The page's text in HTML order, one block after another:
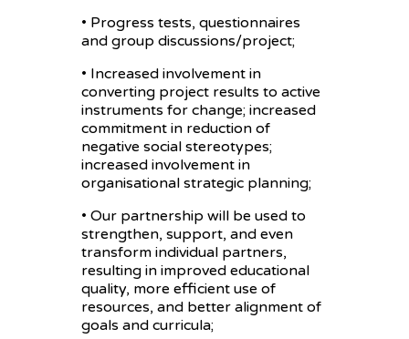
• Progress tests, questionnaires
and group discussions/project;
• Increased involvement in
converting project results to active
instruments for change; increased
commitment in reduction of
negative social stereotypes;
increased involvement in
organisational strategic planning;
• Our partnership will be used to
strengthen, support, and even
transform individual partners,
resulting in improved educational
quality, more efficient use of
resources, and better alignment of
goals and curricula;